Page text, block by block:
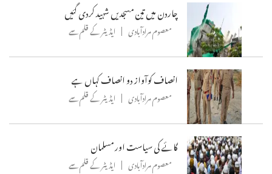
چاردن میں تین مسجدیں شہید کردی گئیں
معصوم مرادآبادی ایڈیٹر کے قلم سے
انصاف کوآواز دو انصاف کہاں ہے
معصوم مرادآبادی ایڈیٹر کے قلم سے
گائے کی سیاست اور مسلمان
معصوم مرادآبادی ایڈیٹر کے قلم سے